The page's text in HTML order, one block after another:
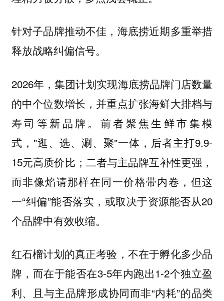
针对子品牌推动不佳，海底捞近期多重举措
释放战略纠偏信号。
2026年，集团计划实现海底捞品牌门店数量
的中个位数增长，并重点扩张海鲜大排档与
寿司等新品牌。前者聚焦生鲜市集模
式，"逛、选、涮、聚"一体，后者主打9.9-
15元高质价比；二者与主品牌互补性更强，
而非像焰请那样在同一价格带内卷，但这
一“纠偏”能否落实，或取决于资源能否从20
个品牌中有效收缩。
红石榴计划的真正考验，不在于孵化多少品
牌，而在于能否在3-5年内跑出1-2个独立盈
利、且与主品牌形成协同而非“内耗”的品类